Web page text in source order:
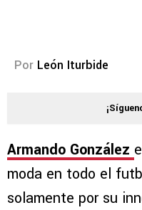
Por León Iturbide
Armando González
moda en todo el
solamente por su